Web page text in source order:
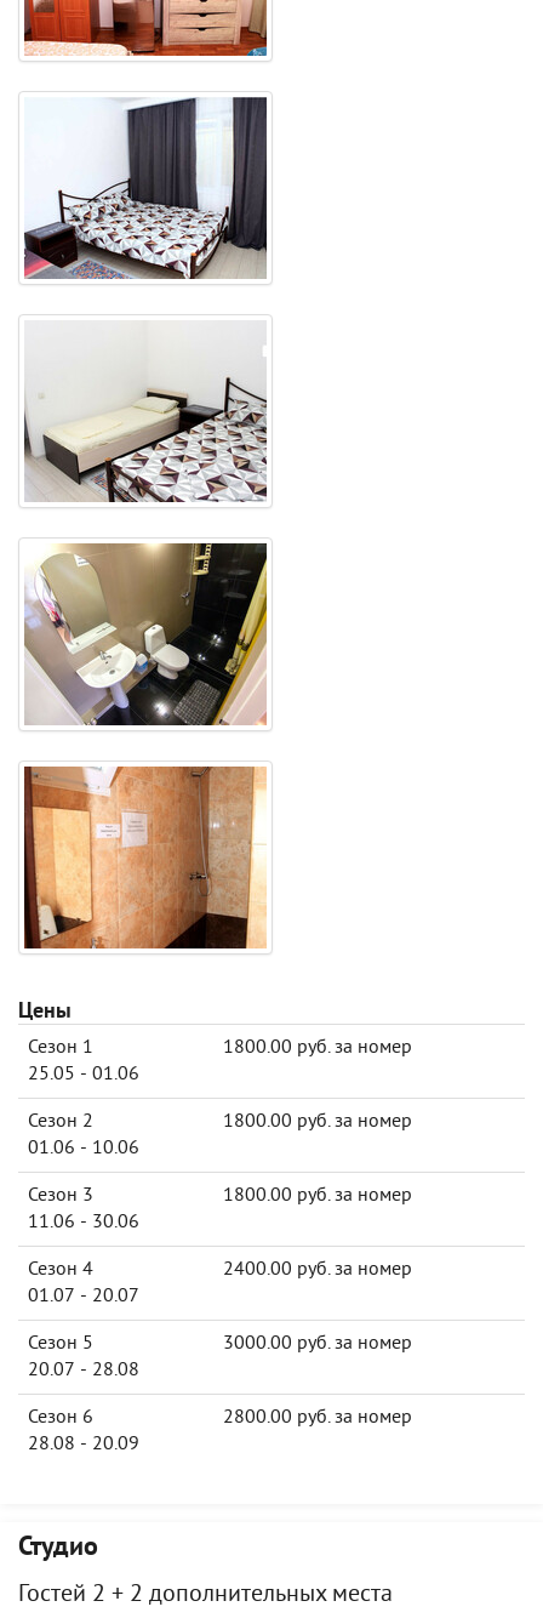
Цены
Сезон 1
25.05 - 01.06
1800.00 руб. за номер
Сезон 2
01.06 - 10.06
1800.00 руб. за номер
Сезон 3
11.06 - 30.06
1800.00 руб. за номер
Сезон 4
01.07 - 20.07
2400.00 руб. за номер
Сезон 5
20.07 - 28.08
3000.00 руб. за номер
Сезон 6
28.08 - 20.09
2800.00 руб. за номер
Студио
Гостей 2 + 2 дополнительных места